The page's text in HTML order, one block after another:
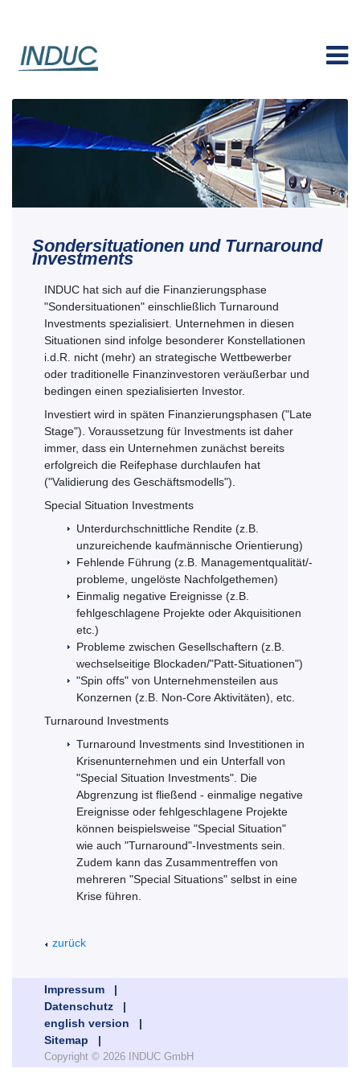
Sondersituationen und Turnaround
Investments
INDUC hat sich auf die Finanzierungsphase
"Sondersituationen" einschließlich Turnaround
Investments spezialisiert. Unternehmen in diesen
Situationen sind infolge besonderer Konstellationen
i.d.R. nicht (mehr) an strategische Wettbewerber
oder traditionelle Finanzinvestoren veräußerbar und
bedingen einen spezialisierten Investor.
Investiert wird in späten Finanzierungsphasen ("Late
Stage"). Voraussetzung für Investments ist daher
immer, dass ein Unternehmen zunächst bereits
erfolgreich die Reifephase durchlaufen hat
("Validierung des Geschäftsmodells").
Special Situation Investments
Unterdurchschnittliche Rendite (z.B.
unzureichende kaufmännische Orientierung)
Fehlende Führung (z.B. Managementqualität/-
probleme, ungelöste Nachfolgethemen)
Einmalig negative Ereignisse (z.B.
fehlgeschlagene Projekte oder Akquisitionen
etc.)
Probleme zwischen Gesellschaftern (z.B.
wechselseitige Blockaden/"Patt-Situationen")
"Spin offs" von Unternehmensteilen aus
Konzernen (z.B. Non-Core Aktivitäten), etc.
Turnaround Investments
Turnaround Investments sind Investitionen in
Krisenunternehmen und ein Unterfall von
"Special Situation Investments". Die
Abgrenzung ist fließend - einmalige negative
Ereignisse oder fehlgeschlagene Projekte
können beispielsweise "Special Situation"
wie auch "Turnaround"-Investments sein.
Zudem kann das Zusammentreffen von
mehreren "Special Situations" selbst in eine
Krise führen.
zurück
Impressum |
Datenschutz |
english version |
Sitemap |
Copyright © 2026 INDUC GmbH